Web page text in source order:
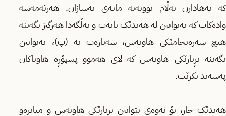
کە بەهادارن بەڵام بوونەتە مایەی نەسازان. هەرئەمەشە
وادەکات کە نەتوانین لە هەندێک بابەت و بەڵگەدا هەرگیز بگەینە
هیچ سەرەنجامێکی هاوبەش، سەبارەت بە (پ)، نەتوانین
بگەینە بڕیارێکی هاوبەش کە لای هەموو پسپۆڕە هاوتاکان
پەسەند بکرێت.
هەندێک جار، بۆ ئەوەی بتوانین بڕیارێکی هاوبەش و میانڕەو